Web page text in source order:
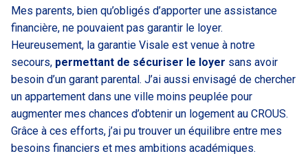
Mes parents, bien qu’obligés d’apporter une assistance
financière, ne pouvaient pas garantir le loyer.
Heureusement, la garantie Visale est venue à notre
secours, permettant de sécuriser le loyer sans avoir
besoin d’un garant parental. J’ai aussi envisagé de chercher
un appartement dans une ville moins peuplée pour
augmenter mes chances d’obtenir un logement au CROUS.
Grâce à ces efforts, j’ai pu trouver un équilibre entre mes
besoins financiers et mes ambitions académiques.